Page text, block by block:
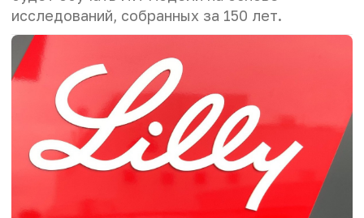
исследований, собранных за 150 лет.